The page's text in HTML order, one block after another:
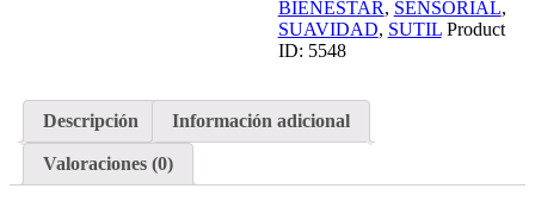
BIENESTAR, SENSORIAL,
SUAVIDAD, SUTIL Product
ID: 5548
Descripción Información adicional
Valoraciones (0)